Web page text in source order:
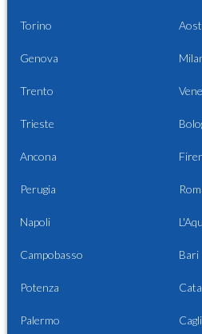
Torino
Genova
Trento
Trieste
Ancona
Perugia
Napoli
Campobasso Bari
Potenza
Palermo